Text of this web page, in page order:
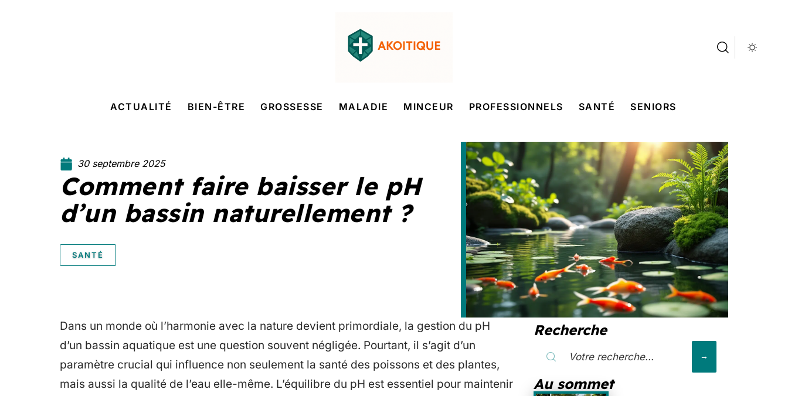
ACTUALITÉ BIEN-ÊTRE GROSSESSE MALADIE MINCEUR PROFESSIONNELS SANTÉ SENIORS
30 septembre 2025
Comment faire baisser le pH
d’un bassin naturellement ?
SANTÉ
Dans un monde où l’harmonie avec la nature devient primordiale, la gestion du pH
d’un bassin aquatique est une question souvent négligée. Pourtant, il s’agit d’un
paramètre crucial qui influence non seulement la santé des poissons et des plantes,
mais aussi la qualité de l’eau elle-même. L’équilibre du pH est essentiel pour maintenir
Recherche
Au sommet